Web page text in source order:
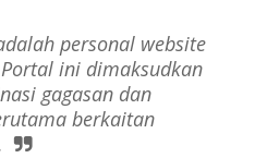
personal website
ini dimaksudkan
gagasan dan
berkaitan